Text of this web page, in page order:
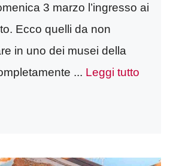
3 marzo l’ingresso ai
Ecco quelli da non
in uno dei musei della
... Leggi tutto